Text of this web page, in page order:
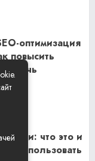
оптимизация
повысить
что это и
использовать